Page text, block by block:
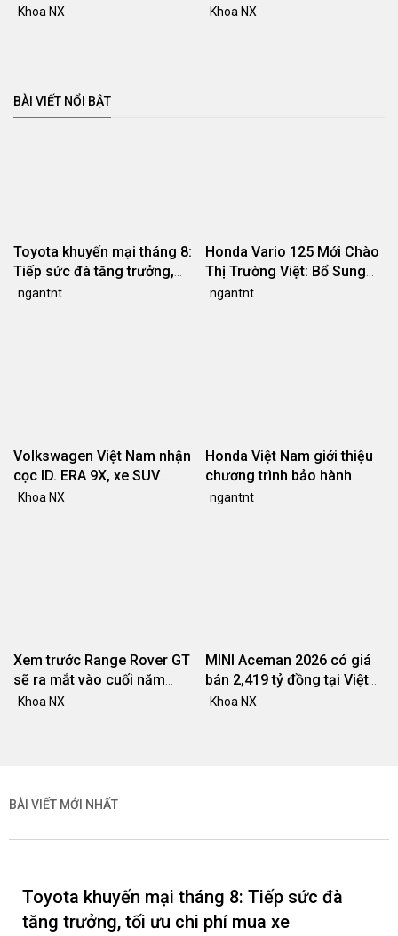
nghi, giá cạnh tranh
Khoa NX Khoa NX
BÀI VIẾT NỔI BẬT
Toyota khuyến mại tháng 8:
Tiếp sức đà tăng trưởng,
tối ưu chi phí mua xe
ngantnt
Honda Vario 125 Mới Chào
Thị Trường Việt: Bổ Sung
Phiên Bản Street, Giá Từ
ngantnt
Volkswagen Việt Nam nhận
cọc ID. ERA 9X, xe SUV
EREV dự kiến giá dưới 3 tỷ
Khoa NX
Honda Việt Nam giới thiệu
chương trình bảo hành
chính hãng lên tới 10 năm
ngantnt
Xem trước Range Rover GT
sẽ ra mắt vào cuối năm
2026
Khoa NX
MINI Aceman 2026 có giá
bán 2,419 tỷ đồng tại Việt
Nam
Khoa NX
BÀI VIẾT MỚI NHẤT
Toyota khuyến mại tháng 8: Tiếp sức đà
tăng trưởng, tối ưu chi phí mua xe